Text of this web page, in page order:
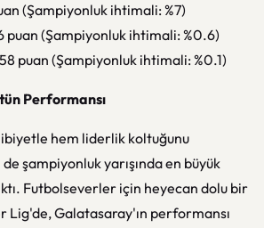
(Şampiyonluk ihtimali: %7)
puan (Şampiyonluk ihtimali: %0.6)
58 puan (Şampiyonluk ihtimali: %0.1)
Performansı
hem liderlik koltuğunu
şampiyonluk yarışında en büyük
Futbolseverler için heyecan dolu bir
Lig'de, Galatasaray'ın performansı